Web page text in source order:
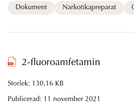
Dokument Narkotikapreparat
2-fluoroamfetamin
Storlek: 130,16 KB
Publicerad: 11 november 2021